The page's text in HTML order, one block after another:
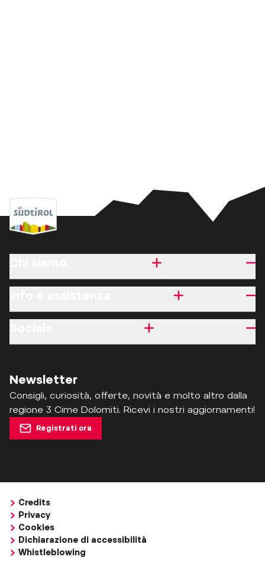
Newsletter
Consigli, curiosità, offerte, novità e molto altro dalla
regione 3 Cime Dolomiti. Ricevi i nostri aggiornamenti!
Registrati ora
Credits
Privacy
Cookies
Dichiarazione di accessibilità
Whistleblowing